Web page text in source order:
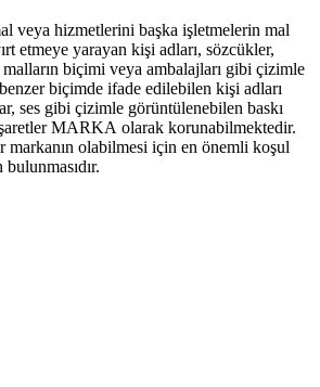
veya hizmetlerini başka işletmelerin mal
etmeye yarayan kişi adları, sözcükler,
malların biçimi veya ambalajları gibi çizimle
biçimde ifade edilebilen kişi adları
ses gibi çizimle görüntülenebilen baskı
MARKA olarak korunabilmektedir.
markanın olabilmesi için en önemli koşul